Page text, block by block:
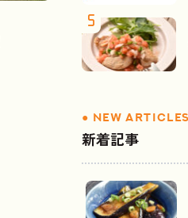
新着記事